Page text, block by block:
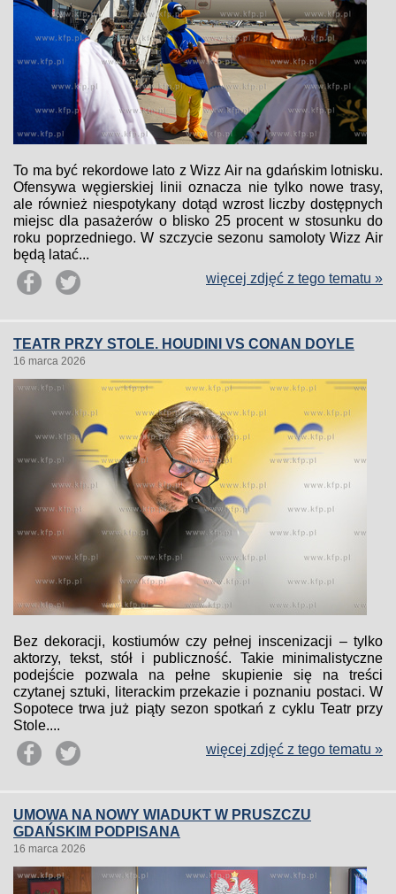
To ma być rekordowe lato z Wizz Air na gdańskim lotnisku.
Ofensywa węgierskiej linii oznacza nie tylko nowe trasy,
ale również niespotykany dotąd wzrost liczby dostępnych
miejsc dla pasażerów o blisko 25 procent w stosunku do
roku poprzedniego. W szczycie sezonu samoloty Wizz Air
będą latać...
więcej zdjęć z tego tematu »
TEATR PRZY STOLE. HOUDINI VS CONAN DOYLE
16 marca 2026
Bez dekoracji, kostiumów czy pełnej inscenizacji – tylko
aktorzy, tekst, stół i publiczność. Takie minimalistyczne
podejście pozwala na pełne skupienie się na treści
czytanej sztuki, literackim przekazie i poznaniu postaci. W
Sopotece trwa już piąty sezon spotkań z cyklu Teatr przy
Stole....
więcej zdjęć z tego tematu »
UMOWA NA NOWY WIADUKT W PRUSZCZU
GDAŃSKIM PODPISANA
16 marca 2026